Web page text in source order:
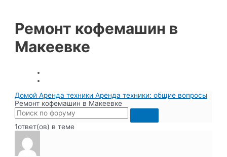
Ремонт кофемашин в
Макеевке
Домой Аренда техники Аренда техники: общие вопросы
Ремонт кофемашин в Макеевке
1ответ(ов) в теме